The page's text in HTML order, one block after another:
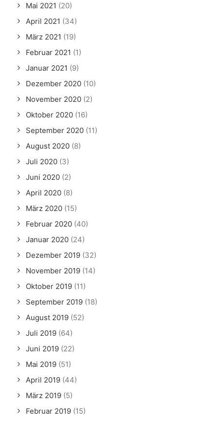
Mai 2021 (20)
April 2021 (34)
März 2021 (19)
Februar 2021 (1)
Januar 2021 (9)
Dezember 2020 (10)
November 2020 (2)
Oktober 2020 (16)
September 2020 (11)
August 2020 (8)
Juli 2020 (3)
Juni 2020 (2)
April 2020 (8)
März 2020 (15)
Februar 2020 (40)
Januar 2020 (24)
Dezember 2019 (32)
November 2019 (14)
Oktober 2019 (11)
September 2019 (18)
August 2019 (52)
Juli 2019 (64)
Juni 2019 (22)
Mai 2019 (51)
April 2019 (44)
März 2019 (5)
Februar 2019 (15)